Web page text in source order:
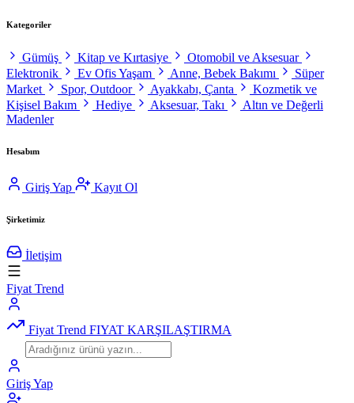
Kategoriler
Gümüş Kitap ve Kırtasiye
Otomobil ve Aksesuar
Elektronik
Ev Ofis Yaşam Anne, Bebek Bakımı
Süper
Market
Spor, Outdoor Ayakkabı, Çanta
Kozmetik ve
Kişisel Bakım
Hediye Aksesuar, Takı
Altın ve Değerli
Madenler
Hesabım
Giriş Yap Kayıt Ol
Şirketimiz
İletişim
Fiyat Trend
Fiyat Trend FIYAT KARŞILAŞTIRMA
Giriş Yap